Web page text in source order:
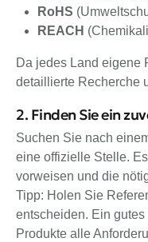
RoHS
REACH
Da jedes Land eigene
detaillierte Recherche
2. Finden Sie ein
Suchen Sie nach
eine offizielle Stelle.
vorweisen und die
Tipp: Holen Sie
entscheiden. Ein
Produkte alle